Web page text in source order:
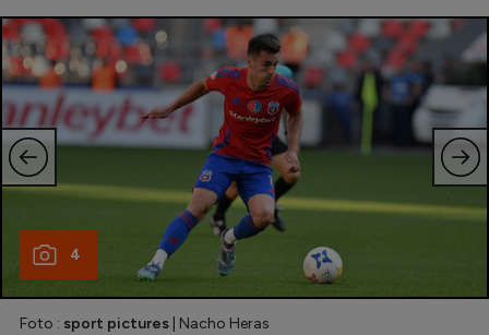
4
Foto : sport pictures | Nacho Heras